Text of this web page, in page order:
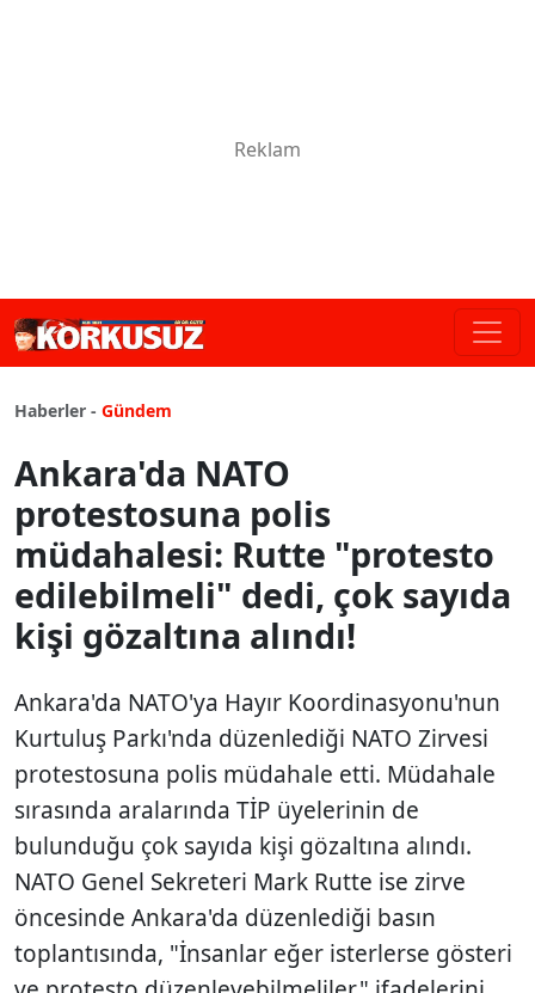
Haberler - Gündem
Ankara'da NATO
protestosuna polis
müdahalesi: Rutte "protesto
edilebilmeli" dedi, çok sayıda
kişi gözaltına alındı!
Ankara'da NATO'ya Hayır Koordinasyonu'nun
Kurtuluş Parkı'nda düzenlediği NATO Zirvesi
protestosuna polis müdahale etti. Müdahale
sırasında aralarında TİP üyelerinin de
bulunduğu çok sayıda kişi gözaltına alındı.
NATO Genel Sekreteri Mark Rutte ise zirve
öncesinde Ankara'da düzenlediği basın
toplantısında, "İnsanlar eğer isterlerse gösteri